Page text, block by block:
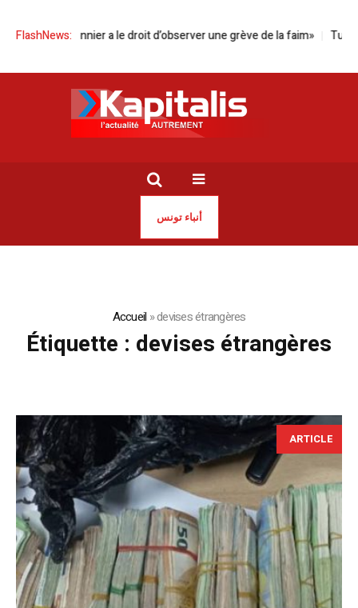
FlashNews:
a le droit d’observer une grève de la faim» Tunisie | Des hôtels
أنباء تونس
Accueil »devises étrangères
Étiquette : devises étrangères
ARTICLE